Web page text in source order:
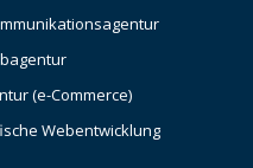
(e-Commerce)
Webentwicklung